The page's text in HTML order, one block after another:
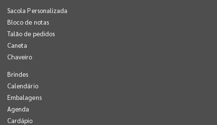
Sacola Personalizada
Bloco de notas
Talão de pedidos
Caneta
Chaveiro
Brindes
Calendário
Embalagens
Agenda
Cardápio